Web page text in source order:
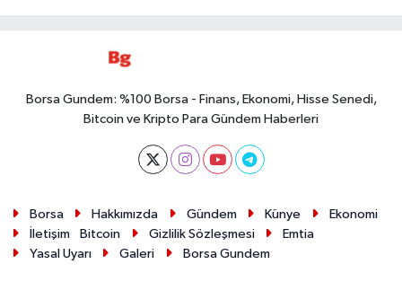
Borsa Gundem: %100 Borsa - Finans, Ekonomi, Hisse Senedi,
Bitcoin ve Kripto Para Gündem Haberleri
Borsa Hakkımızda Gündem Künye
Ekonomi
İletişim
Bitcoin Gizlilik Sözleşmesi
Emtia
Yasal Uyarı
Galeri Borsa Gundem